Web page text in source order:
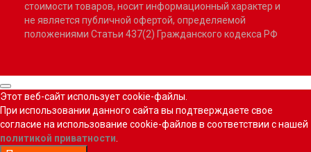
стоимости товаров, носит информационный характер и
не является публичной офертой, определяемой
положениями Статьи 437(2) Гражданского кодекса РФ
Этот веб-сайт использует cookie-файлы.
При использовании данного сайта вы подтверждаете свое
согласие на использование cookie-файлов в соответствии с нашей
политикой приватности